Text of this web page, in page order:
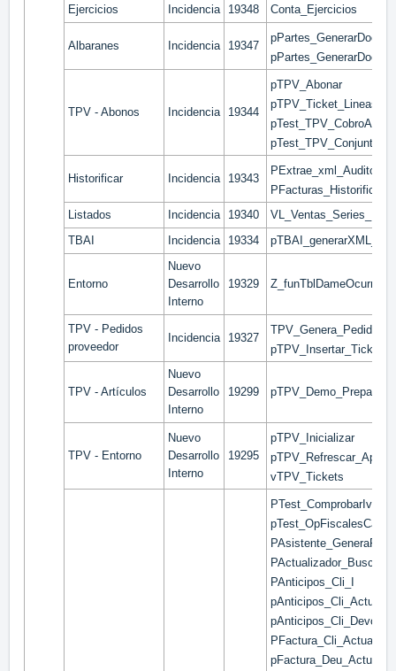
Ejercicios
Incidencia 19348 Conta_Ejercicios
Albaranes Incidencia 19347
pPartes_GenerarDocCli
TPV - Abonos Incidencia 19344
pTPV_Abonar
pTest_TPV_CobroAbono
pTest_TPV_Conjuntos
Historificar Incidencia 19343
PExtrae_xml_Auditoria
PFacturas_Historificar
Listados
Incidencia 19340
TBAI
Incidencia 19334
Entorno
Nuevo
Desarrollo
Interno
19329
TPV - Pedidos
proveedor
Incidencia 19327
TPV - Artículos
Nuevo
Desarrollo
Interno
19299
TPV - Entorno
Nuevo
Desarrollo
Interno
19295
pTPV_Inicializar
pTPV_Refrescar_App
vTPV_Tickets
PTest_ComprobarIvas
PAnticipos_Cli_I
pAnticipos_Cli_Devolver
PFactura_Cli_Actualizar